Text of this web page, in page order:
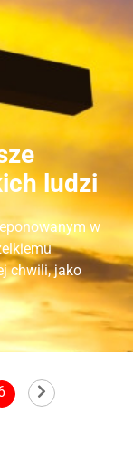
ludzi
w
chwili, jako